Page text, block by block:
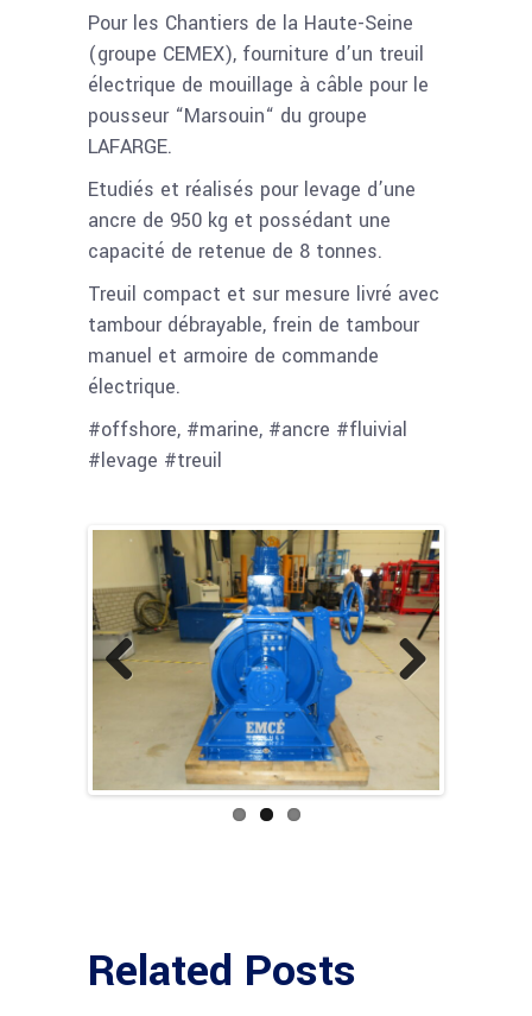
Pour les Chantiers de la Haute-Seine
(groupe CEMEX), fourniture d’un treuil
électrique de mouillage à câble pour le
pousseur “Marsouin“ du groupe
LAFARGE.
Etudiés et réalisés pour levage d’une
ancre de 950 kg et possédant une
capacité de retenue de 8 tonnes.
Treuil compact et sur mesure livré avec
tambour débrayable, frein de tambour
manuel et armoire de commande
électrique.
#offshore, #marine, #ancre #fluivial
#levage #treuil
Related Posts